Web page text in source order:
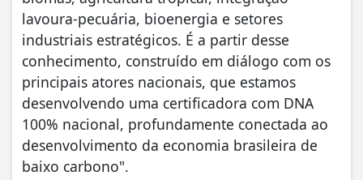
lavoura-pecuária, bioenergia e setores
industriais estratégicos. É a partir desse
conhecimento, construído em diálogo com os
principais atores nacionais, que estamos
desenvolvendo uma certificadora com DNA
100% nacional, profundamente conectada ao
desenvolvimento da economia brasileira de
baixo carbono".